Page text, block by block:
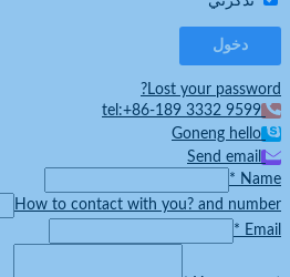
Lost your password?
tel:+86-189 3332 9599
Goneng hello
Send email
Name
*
How to contact with you? and number
Email
*